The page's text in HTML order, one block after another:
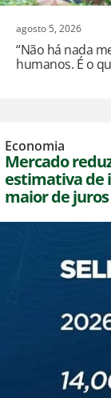
agosto 5, 2026
“Não há nada
humanos. É o
Economia
Mercado
estimativa de
maior de juros